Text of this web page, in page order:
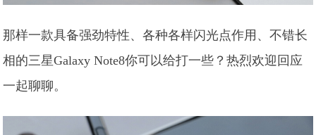
那样一款具备强劲特性、各种各样闪光点作用、不错长
相的三星Galaxy Note8你可以给打一些？热烈欢迎回应
一起聊聊。